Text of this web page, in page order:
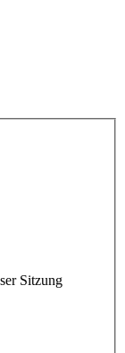
Sitzung